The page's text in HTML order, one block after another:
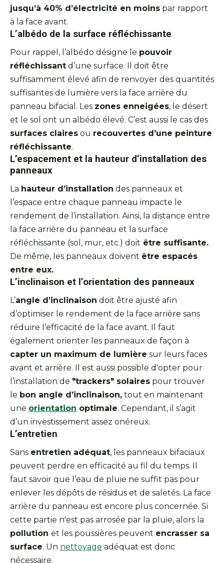
jusqu’à 40% d’électricité en moins par rapport
à la face avant.
L’albédo de la surface réfléchissante
Pour rappel, l’albédo désigne le pouvoir
réfléchissant d’une surface. Il doit être
suffisamment élevé afin de renvoyer des quantités
suffisantes de lumière vers la face arrière du
panneau bifacial. Les zones enneigées, le désert
et le sol ont un albédo élevé. C’est aussi le cas des
surfaces claires ou recouvertes d’une peinture
réfléchissante.
L’espacement et la hauteur d’installation des
panneaux
La hauteur d’installation des panneaux et
l’espace entre chaque panneau impacte le
rendement de l’installation. Ainsi, la distance entre
la face arrière du panneau et la surface
réfléchissante (sol, mur, etc.) doit être suffisante.
De même, les panneaux doivent être espacés
entre eux.
L’inclinaison et l’orientation des panneaux
L’angle d’inclinaison doit être ajusté afin
d’optimiser le rendement de la face arrière sans
réduire l’efficacité de la face avant. Il faut
également orienter les panneaux de façon à
capter un maximum de lumière sur leurs faces
avant et arrière. Il est aussi possible d'opter pour
l’installation de "trackers" solaires pour trouver
le bon angle d’inclinaison, tout en maintenant
une orientation optimale. Cependant, il s’agit
d’un investissement assez onéreux.
L’entretien
Sans entretien adéquat, les panneaux bifaciaux
peuvent perdre en efficacité au fil du temps. Il
faut savoir que l’eau de pluie ne suffit pas pour
enlever les dépôts de résidus et de saletés. La face
arrière du panneau est encore plus concernée. Si
cette partie n'est pas arrosée par la pluie, alors la
pollution et les poussières peuvent encrasser sa
surface. Un nettoyage adéquat est donc
nécessaire.